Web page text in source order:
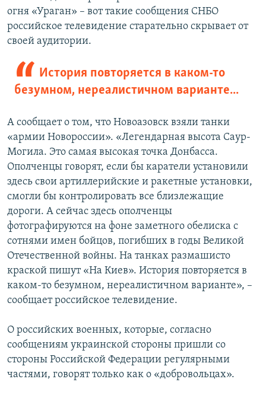
огня «Ураган» – вот такие сообщения СНБО
российское телевидение старательно скрывает от
своей аудитории.
История повторяется в каком-то
безумном, нереалистичном варианте...
А сообщает о том, что Новоазовск взяли танки
«армии Новороссии». «Легендарная высота Саур-
Могила. Это самая высокая точка Донбасса.
Ополченцы говорят, если бы каратели установили
здесь свои артиллерийские и ракетные установки,
смогли бы контролировать все близлежащие
дороги. А сейчас здесь ополченцы
фотографируются на фоне заметного обелиска с
сотнями имен бойцов, погибших в годы Великой
Отечественной войны. На танках размашисто
краской пишут «На Киев». История повторяется в
каком-то безумном, нереалистичном варианте», –
сообщает российское телевидение.
О российских военных, которые, согласно
сообщениям украинской стороны пришли со
стороны Российской Федерации регулярными
частями, говорят только как о «добровольцах».